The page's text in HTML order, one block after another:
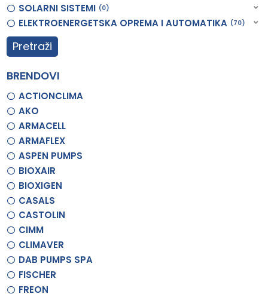
SOLARNI SISTEMI 0
ELEKTROENERGETSKA OPREMA I AUTOMATIKA 70
Pretraži
BRENDOVI
ACTIONCLIMA
AKO
ARMACELL
ARMAFLEX
ASPEN PUMPS
BIOXAIR
BIOXIGEN
CASALS
CASTOLIN
CIMM
CLIMAVER
DAB PUMPS SPA
FISCHER
FREON